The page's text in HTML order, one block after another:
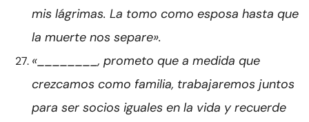
mis lágrimas. La tomo como esposa hasta que
la muerte nos separe».
«________, prometo que a medida que
crezcamos como familia, trabajaremos juntos
para ser socios iguales en la vida y recuerde